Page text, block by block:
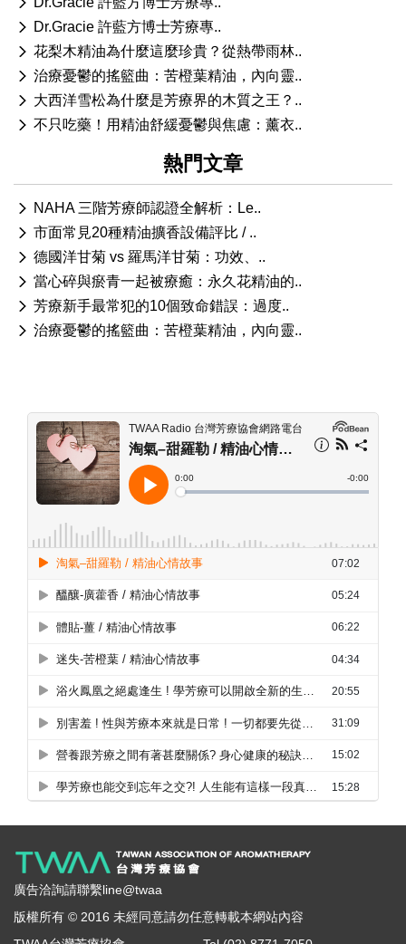
Dr.Gracie 許藍方博士芳療專..
花梨木精油為什麼這麼珍貴？從熱帶雨林..
治療憂鬱的搖籃曲：苦橙葉精油，內向靈..
大西洋雪松為什麼是芳療界的木質之王？..
不只吃藥！用精油舒緩憂鬱與焦慮：薰衣..
熱門文章
NAHA 三階芳療師認證全解析：Le..
市面常見20種精油擴香設備評比 / ..
德國洋甘菊 vs 羅馬洋甘菊：功效、..
當心碎與瘀青一起被療癒：永久花精油的..
芳療新手最常犯的10個致命錯誤：過度..
治療憂鬱的搖籃曲：苦橙葉精油，內向靈..
廣告洽詢請聯繫line@twaa
版權所有 © 2016 未經同意請勿任意轉載本網站內容